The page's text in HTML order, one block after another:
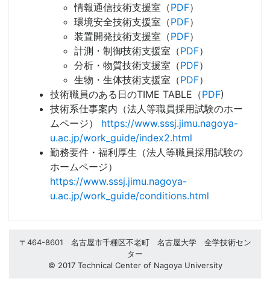
情報通信技術支援室（PDF）
環境安全技術支援室（PDF）
装置開発技術支援室（PDF）
計測・制御技術支援室（PDF）
分析・物質技術支援室（PDF）
生物・生体技術支援室（PDF）
技術職員のある日のTIME TABLE（PDF)
技術系仕事案内（法人等職員採用試験のホー
ムページ） https://www.sssj.jimu.nagoya-
u.ac.jp/work_guide/index2.html
勤務要件・福利厚生（法人等職員採用試験の
ホームページ）
https://www.sssj.jimu.nagoya-
u.ac.jp/work_guide/conditions.html
〒464-8601 名古屋市千種区不老町 名古屋大学 全学技術セン
ター
© 2017 Technical Center of Nagoya University